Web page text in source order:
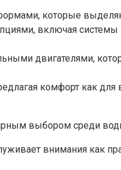
которые
включая
двигателями,
комфорт как
выбором среди
внимания как